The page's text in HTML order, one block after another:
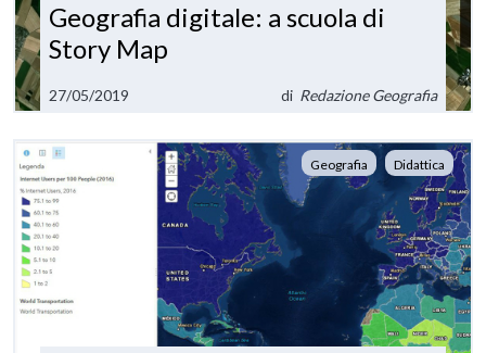
Geografia digitale: a scuola di
Story Map
27/05/2019 di Redazione Geografia
Geografia Didattica